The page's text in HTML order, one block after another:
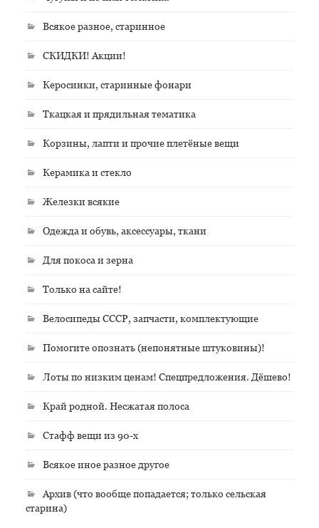
Всякое разное, старинное
СКИДКИ! Акции!
Керосинки, старинные фонари
Ткацкая и прядильная тематика
Корзины, лапти и прочие плетёные вещи
Керамика и стекло
Железки всякие
Одежда и обувь, аксессуары, ткани
Для покоса и зерна
Только на сайте!
Велосипеды СССР, запчасти, комплектующие
Помогите опознать (непонятные штуковины)!
Лоты по низким ценам! Спецпредложения. Дёшево!
Край родной. Несжатая полоса
Стафф вещи из 90-х
Всякое иное разное другое
Архив (что вообще попадается; только сельская
старина)